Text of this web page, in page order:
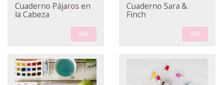
Cuaderno Pájaros en
la Cabeza
VER
Cuaderno Sara &
Finch
VER